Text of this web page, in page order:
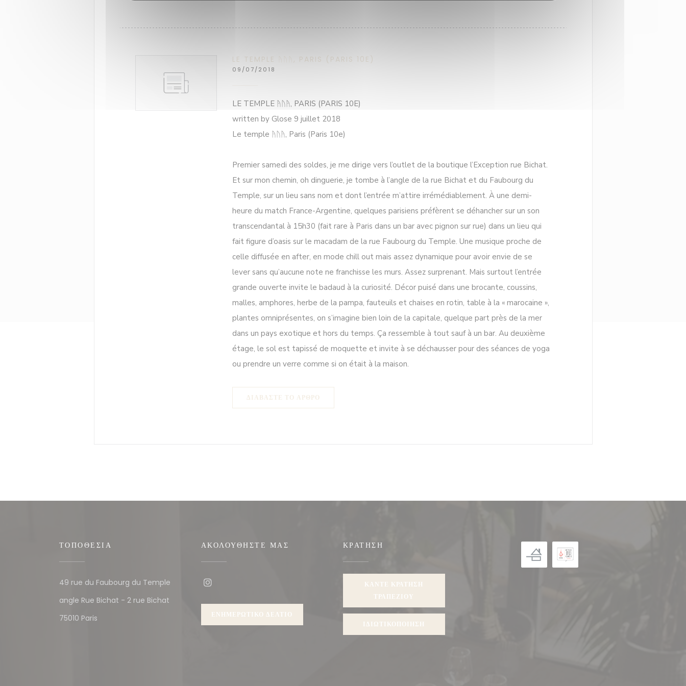
LE TEMPLE ᚤᚢᚤ, PARIS (PARIS 10E)
09/07/2018
LE TEMPLE ᚤᚢᚤ, PARIS (PARIS 10E)
written by Glose 9 juillet 2018
Le temple ᚤᚢᚤ, Paris (Paris 10e)
Premier samedi des soldes, je me dirige vers l’outlet de la boutique l’Exception rue Bichat.
Et sur mon chemin, oh dinguerie, je tombe à l’angle de la rue Bichat et du Faubourg du
Temple, sur un lieu sans nom et dont l’entrée m’attire irrémédiablement. À une demi-
heure du match France-Argentine, quelques parisiens préfèrent se déhancher sur un son
transcendantal à 15h30 (fait rare à Paris dans un bar avec pignon sur rue) dans un lieu qui
fait figure d’oasis sur le macadam de la rue Faubourg du Temple. Une musique proche de
celle diffusée en after, en mode chill out mais assez dynamique pour avoir envie de se
lever sans qu’aucune note ne franchisse les murs. Assez surprenant. Mais surtout l’entrée
grande ouverte invite le badaud à la curiosité. Décor puisé dans une brocante, coussins,
malles, amphores, herbe de la pampa, fauteuils et chaises en rotin, table à la « marocaine »,
plantes omniprésentes, on s’imagine bien loin de la capitale, quelque part près de la mer
dans un pays exotique et hors du temps. Ça ressemble à tout sauf à un bar. Au deuxième
étage, le sol est tapissé de moquette et invite à se déchausser pour des séances de yoga
ou prendre un verre comme si on était à la maison.
ΔΙΑΒΆΣΤΕ ΤΟ ΆΡΘΡΟ
ΤΟΠΟΘΕΣΊΑ
49 rue du Faubourg du Temple
angle Rue Bichat - 2 rue Bichat
75010 Paris((ανοίγει σε νέο παράθυρο))
ΑΚΟΛΟΥΘΉΣΤΕ ΜΑΣ
ΕΝΗΜΕΡΩΤΙΚΌ ΔΕΛΤΊΟ
ΚΡΆΤΗΣΗ
ΚΆΝΤΕ ΚΡΆΤΗΣΗ
ΤΡΑΠΕΖΙΟΎ
ΙΔΙΩΤΙΚΟΠΟΊΗΣΗ